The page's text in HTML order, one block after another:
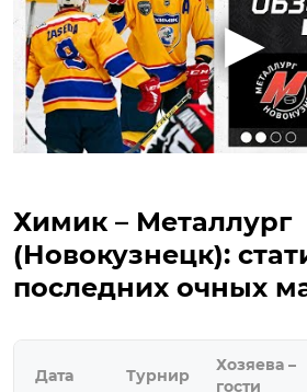
Химик – Металлург
(Новокузнецк):
последних очных
Дата Турнир
Хозяева –
гости